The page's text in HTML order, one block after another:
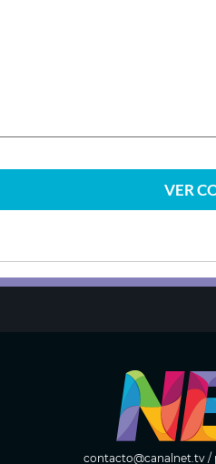
VER
contacto@canalnet.tv/